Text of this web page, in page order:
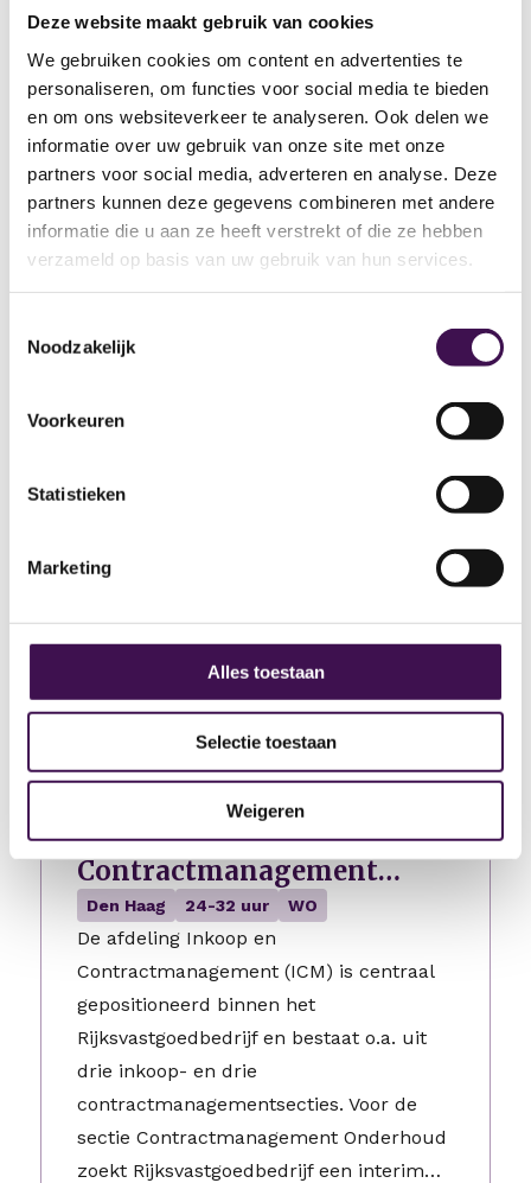
Deze website maakt gebruik van cookies
We gebruiken cookies om content en advertenties te
personaliseren, om functies voor social media te bieden
en om ons websiteverkeer te analyseren. Ook delen we
informatie over uw gebruik van onze site met onze
partners voor social media, adverteren en analyse. Deze
partners kunnen deze gegevens combineren met andere
informatie die u aan ze heeft verstrekt of die ze hebben
verzameld op basis van uw gebruik van hun services.
Noodzakelijk
Voorkeuren
Statistieken
Marketing
Alles toestaan
Selectie toestaan
Weigeren
Werkzaak Rivierenland begeleidt mensen
bij het vinden, behouden en ontwikkelen
van werk. Op de locatie in Geldermalsen
werken dagelijks honderden
medewerkers aan hun talenten en
ontwikkeling richting een duurzame
plek…
2 dagen geleden geplaatst
Specialist Financiële
Sociaal Domein
Je gaat aan de slag bij gemeente
volop inzet op datagedreven werken en
2 dagen geleden geplaatst
Interim sectiehoofd en
expert organisatieadvies
Contractmanagement
Onderhoud
Den Haag 24-32 uur WO
De afdeling Inkoop en
Contractmanagement (ICM) is centraal
gepositioneerd binnen het
Rijksvastgoedbedrijf en bestaat o.a. uit
drie inkoop- en drie
contractmanagementsecties. Voor de
sectie Contractmanagement Onderhoud
zoekt Rijksvastgoedbedrijf een interim…